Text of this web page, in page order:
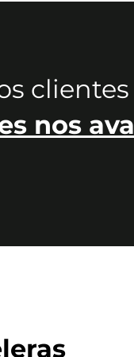
clientes
nos